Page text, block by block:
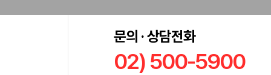
문의 · 상담전화
02) 500-5900